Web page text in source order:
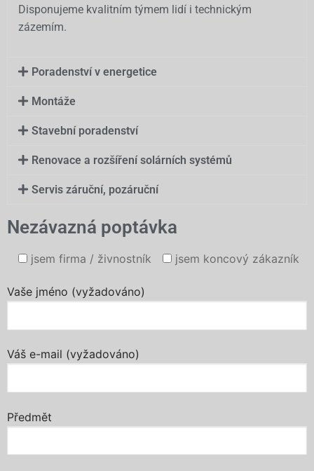
Disponujeme kvalitním týmem lidí i technickým
zázemím.
Poradenství v energetice
Montáže
Stavební poradenství
Renovace a rozšíření solárních systémů
Servis záruční, pozáruční
Nezávazná poptávka
jsem firma / živnostník jsem koncový zákazník
Vaše jméno (vyžadováno)
Váš e-mail (vyžadováno)
Předmět